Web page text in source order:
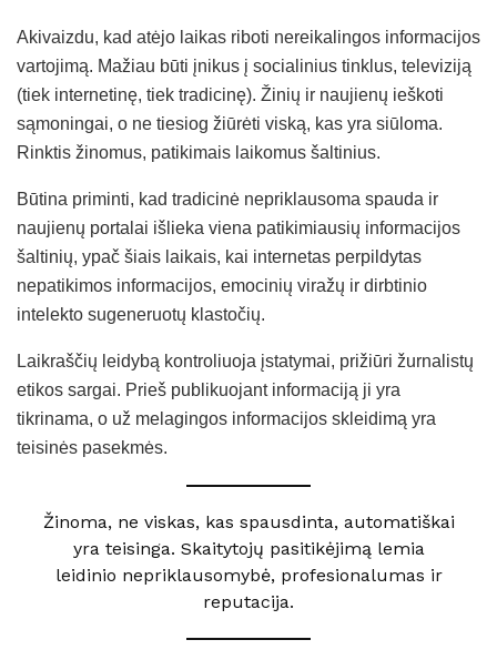
Akivaizdu, kad atėjo laikas riboti nereikalingos informacijos
vartojimą. Mažiau būti įnikus į socialinius tinklus, televiziją
(tiek internetinę, tiek tradicinę). Žinių ir naujienų ieškoti
sąmoningai, o ne tiesiog žiūrėti viską, kas yra siūloma.
Rinktis žinomus, patikimais laikomus šaltinius.
Būtina priminti, kad tradicinė nepriklausoma spauda ir
naujienų portalai išlieka viena patikimiausių informacijos
šaltinių, ypač šiais laikais, kai internetas perpildytas
nepatikimos informacijos, emocinių viražų ir dirbtinio
intelekto sugeneruotų klastočių.
Laikraščių leidybą kontroliuoja įstatymai, prižiūri žurnalistų
etikos sargai. Prieš publikuojant informaciją ji yra
tikrinama, o už melagingos informacijos skleidimą yra
teisinės pasekmės.
Žinoma, ne viskas, kas spausdinta, automatiškai
yra teisinga. Skaitytojų pasitikėjimą lemia
leidinio nepriklausomybė, profesionalumas ir
reputacija.